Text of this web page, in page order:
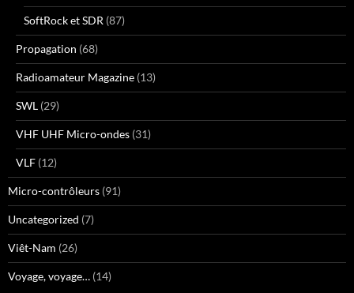
SoftRock et SDR (87)
Propagation (68)
Radioamateur Magazine (13)
SWL (29)
VHF UHF Micro-ondes (31)
VLF (12)
Micro-contrôleurs (91)
Uncategorized (7)
Viêt-Nam (26)
Voyage, voyage… (14)